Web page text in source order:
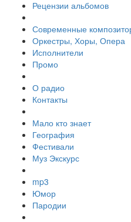
Рецензии альбомов
Современные
Оркестры, Хоры, Опера
Исполнители
Промо
О радио
Контакты
Мало кто знает
География
Фестивали
Муз Экскурс
mp3
Юмор
Пародии